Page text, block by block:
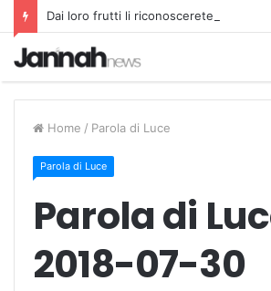
Dai loro frutti li riconoscerete
Home / Parola di Luce
Parola di Luce
Parola di
2018-07-30